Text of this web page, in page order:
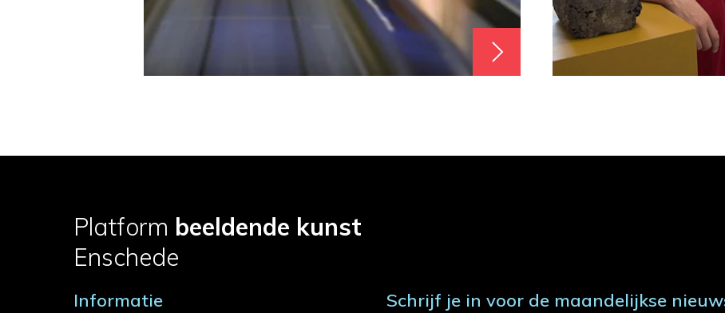
Platform beeldende kunst
Enschede
Informatie Schrijf je in voor de maandelijkse